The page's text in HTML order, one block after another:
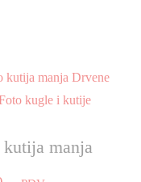
kutija manja